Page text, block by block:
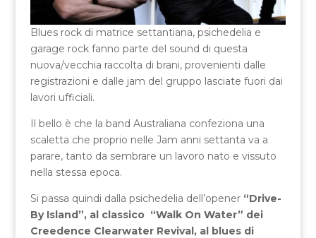
Blues rock di matrice settantiana, psichedelia e
garage rock fanno parte del sound di questa
nuova/vecchia raccolta di brani, provenienti dalle
registrazioni e dalle jam del gruppo lasciate fuori dai
lavori ufficiali.
Il bello è che la band Australiana confeziona una
scaletta che proprio nelle Jam anni settanta va a
parare, tanto da sembrare un lavoro nato e vissuto
nella stessa epoca.
Si passa quindi dalla psichedelia dell’opener “Drive-
By Island”, al classico “Walk On Water” dei
Creedence Clearwater Revival, al blues di